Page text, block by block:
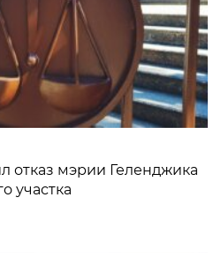
отказ мэрии Геленджика
участка